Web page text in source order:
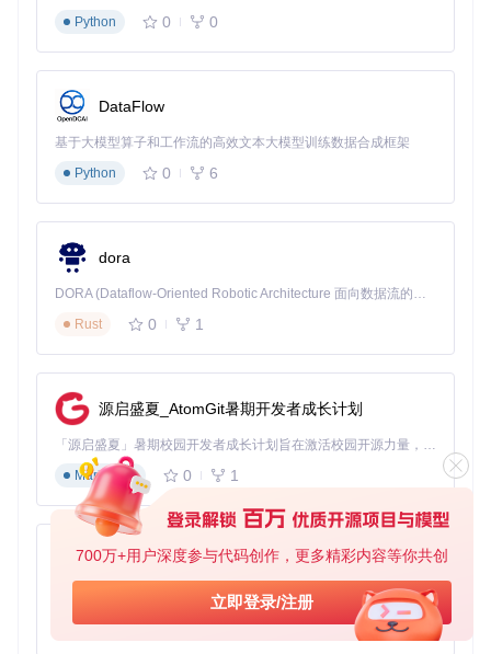
700万+用户深度参与代码创作，更多精彩内容等你共创
立即登录/注册
python -m pywxdump decrypt --all
问题解决：常见问题及应对方法
密钥获取失败
如果在获取密钥时遇到问题，没有任何输出，可以按照以下步
使用管理员权限重新运行命令。
清除缓存后重试：
当解密过程出现错误时，可以尝试以下两种方案：
方案A：强制重新计算
方案B：深度搜索模式
典型应用场景
Python
0 0
DataFlow
基于大模型算子和工作流的高效文本大模型训练数据合成框架
Python
0 6
dora
DORA (Dataflow-Oriented Robotic Architecture 面向数据流的机器人架构) 是为 AI 与具身智能机器人打造的高性能开发框架，以数据流范式重构开发逻辑，原生支持分布式部署与端边云协同 —— 无需复杂适配，即可实现一体端到端具身大小脑、VLA等模型部署，无缝衔接感知、推理、控制全链路，让 AI 能力与机器人动作深度融合。 依托 Rust 内核与零拷贝通信技术，它将具身大小脑、VLA等模型推理、多模态数据融合延迟压缩至微秒级，同时兼容 ROS2 生态与国产 AI 芯片，彻底降低具身智能机器人的开发门槛，让分布式部署下的 AI 赋能创新更高效、更灵活。
Rust
0 1
源启盛夏_AtomGit暑期开发者成长计划
「源启盛夏」暑期校园开发者成长计划旨在激活校园开源力量，通过积分激励、认证扶持、资源倾斜等形式，引导高校组织和开发者完成「入驻 — 建项目 — 做贡献 — 获认证 — 得资源」的完整闭环。无论你是想带领社团入驻平台的组织者，还是希望用代码贡献证明自己的开发者，都能在这里找到属于你的成长路径。
Markdown
0 1
py-xiaozhi
基于Python的Xiaozhi AI，适用于想要完整Xiaozhi体验而无需拥有专用硬件的用户。
Python
0 1